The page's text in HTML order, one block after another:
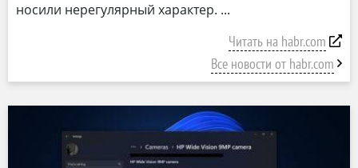
носили нерегулярный характер.
Читать на habr.com
Все новости от habr.com